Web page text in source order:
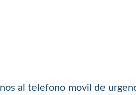
al telefono movil de